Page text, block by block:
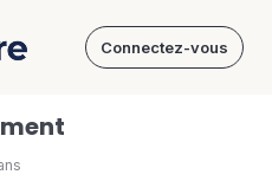
Connectez-vous